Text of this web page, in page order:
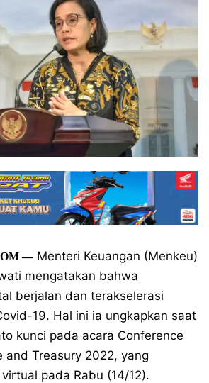
—Menteri Keuangan (Menkeu)
mengatakan bahwa
berjalan dan terakselerasi
19. Hal ini ia ungkapkan saat
kunci pada acara Conference
and Treasury 2022, yang
pada Rabu (14/12).